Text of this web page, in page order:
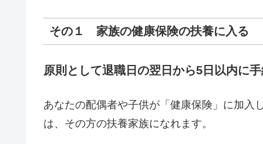
その１ 家族の健康保険の扶養に入る
原則として退職日の翌日から5日以内に手
あなたの配偶者や子供が「健康保険」に加入
は、その方の扶養家族になれます。